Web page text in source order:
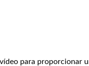
para proporcionar